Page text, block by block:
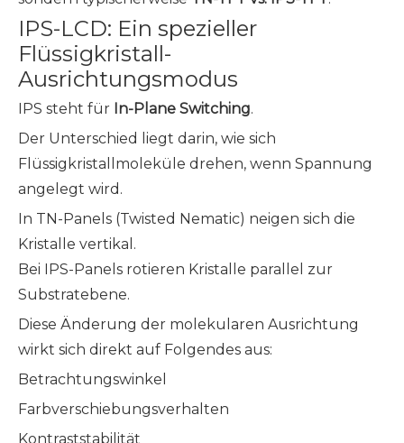
IPS-LCD: Ein spezieller
Flüssigkristall-
Ausrichtungsmodus
IPS steht für In-Plane Switching.
Der Unterschied liegt darin, wie sich
Flüssigkristallmoleküle drehen, wenn Spannung
angelegt wird.
In TN-Panels (Twisted Nematic) neigen sich die
Kristalle vertikal.
Bei IPS-Panels rotieren Kristalle parallel zur
Substratebene.
Diese Änderung der molekularen Ausrichtung
wirkt sich direkt auf Folgendes aus:
Betrachtungswinkel
Farbverschiebungsverhalten
Kontraststabilität